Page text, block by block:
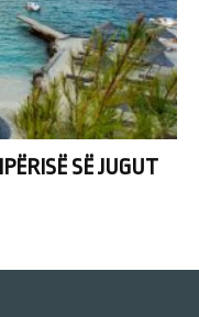
SË JUGUT